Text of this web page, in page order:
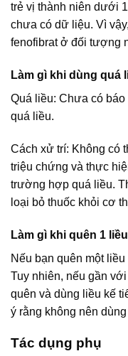
trẻ vị thành niên dưới
chưa có dữ liệu. Vì
fenofibrat ở đối tượng
Làm gì khi dùng quá
Quá liều: Chưa có
quá liều.
Cách xử trí: Không có
triệu chứng và thực
trường hợp quá liều.
loại bỏ thuốc khỏi cơ
Làm gì khi quên 1
Nếu bạn quên một
Tuy nhiên, nếu gần
quên và dùng liều kế
ý rằng không nên
Tác dụng phụ